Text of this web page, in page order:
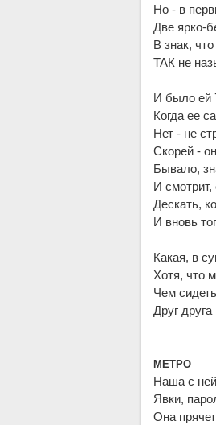
Но - в
Две ярко-
В знак,
ТАК не
И было ей
Когда ее
Нет - не
Скорей -
Бывало,
И смотрит,
Дескать,
И вновь
Какая, в
Хотя, что
Чем
Друг
МЕТРО
Наша с
Явки,
Она